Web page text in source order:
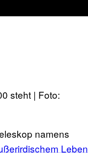
steht | Foto:
namens
Leben